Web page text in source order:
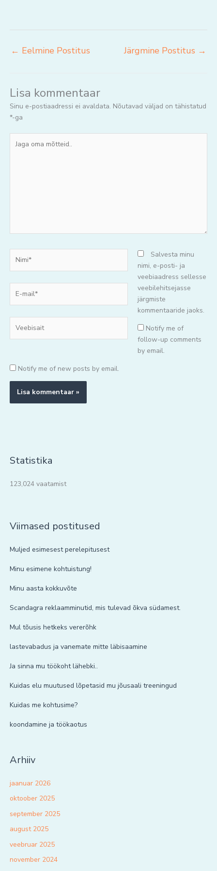
← Eelmine Postitus Järgmine Postitus →
Lisa kommentaar
Sinu e-postiaadressi ei avaldata. Nõutavad väljad on tähistatud
*-ga
oma
mail*
Salvesta minu
nimi, e-posti- ja
veebiaadress sellesse
veebilehitsejasse
järgmiste
kommentaaride jaoks.
Notify me of
follow-up comments
by email.
Notify me of new posts by email.
Statistika
123,024 vaatamist
Viimased postitused
Muljed esimesest perelepitusest
Minu esimene kohtuistung!
Minu aasta kokkuvõte
Scandagra reklaamminutid, mis tulevad õkva südamest.
Mul tõusis hetkeks vererõhk
lastevabadus ja vanemate mitte läbisaamine
Ja sinna mu töökoht lähebki..
Kuidas elu muutused lõpetasid mu jõusaali treeningud
Kuidas me kohtusime?
koondamine ja töökaotus
Arhiiv
jaanuar 2026
oktoober 2025
september 2025
august 2025
veebruar 2025
november 2024